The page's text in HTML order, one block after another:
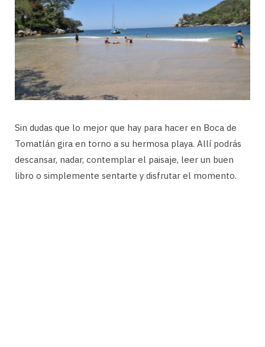
Sin dudas que lo mejor que hay para hacer en Boca de
Tomatlán gira en torno a su hermosa playa. Allí podrás
descansar, nadar, contemplar el paisaje, leer un buen
libro o simplemente sentarte y disfrutar el momento.